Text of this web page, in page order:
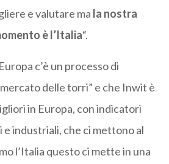
e valutare ma la nostra
è l’Italia“.
c’è un processo di
delle torri” e che Inwit è
in Europa, con indicatori
industriali, che ci mettono al
l’Italia questo ci mette in una